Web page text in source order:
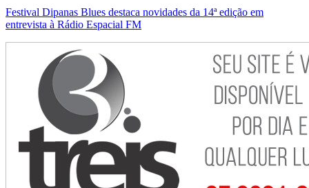
Festival Dipanas Blues destaca novidades da 14ª edição em
entrevista à Rádio Espacial FM